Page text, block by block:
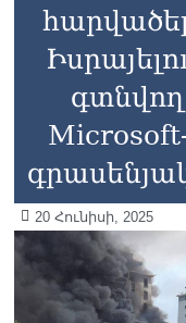
գտնվող
20 Հունիսի, 2025